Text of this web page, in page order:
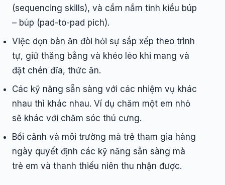
(sequencing skills), và cầm nắm tinh kiểu búp
– búp (pad-to-pad pich).
Việc dọn bàn ăn đòi hỏi sự sắp xếp theo trình
tự, giữ thăng bằng và khéo léo khi mang và
đặt chén đĩa, thức ăn.
Các kỹ năng sẵn sàng với các nhiệm vụ khác
nhau thì khác nhau. Ví dụ chăm một em nhỏ
sẽ khác với chăm sóc thú cưng.
Bối cảnh và môi trường mà trẻ tham gia hàng
ngày quyết định các kỹ năng sẵn sàng mà
trẻ em và thanh thiếu niên thu nhận được.